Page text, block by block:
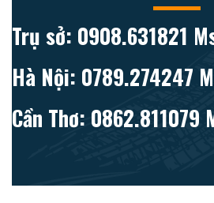
Trụ sở: 0908.631821
Hà Nội: 0789.274247
Cần Thơ: 0862.811079